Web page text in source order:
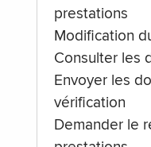
prestations
Modification
Consulter les
Envoyer les
vérification
Demander le